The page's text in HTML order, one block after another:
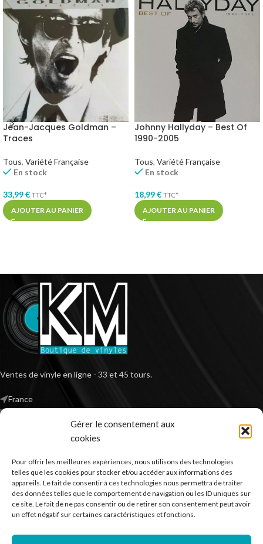
Gérer le consentement aux
cookies
Pour offrir les meilleures expériences, nous utilisons des technologies
telles que les cookies pour stocker et/ou accéder aux informations des
appareils. Le fait de consentir à ces technologies nous permettra de traiter
des données telles que le comportement de navigation ou les ID uniques sur
ce site. Le fait de ne pas consentir ou de retirer son consentement peut avoir
un effet négatif sur certaines caractéristiques et fonctions.
Jean-Jacques Goldman –
Traces
Tous, Variété Française
En stock
33,99€ TTC*
AJOUTER AU PANIER
Johnny Hallyday – Best Of
1990-2005
Tous, Variété Française
En stock
18,99€ TTC*
AJOUTER AU PANIER
Ventes de vinyle en ligne - 33 et 45 tours.
France
*TVA non applicable – article 293 B du CGI
RECHERCHER DES PRODUITS
NOS SERVICES